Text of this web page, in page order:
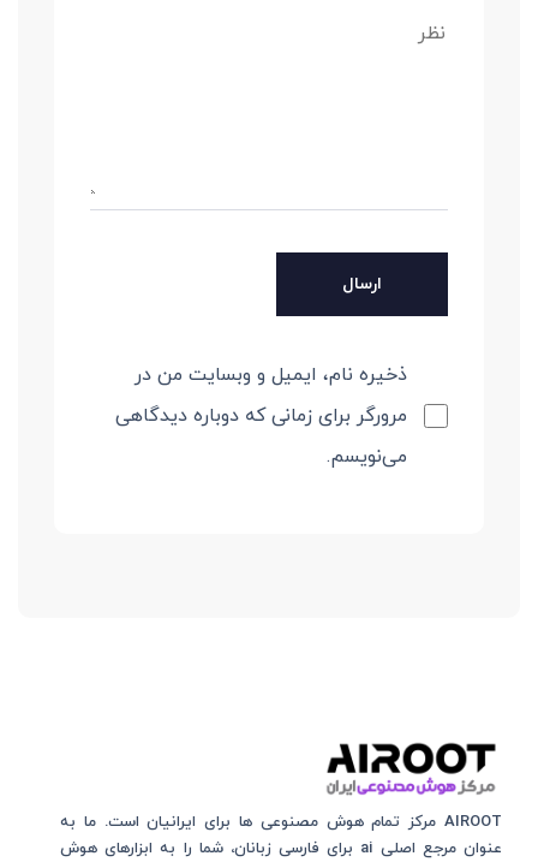
ذخیره نام، ایمیل و وبسایت من در
مرورگر برای زمانی که دوباره دیدگاهی
می‌نویسم.
AIROOT مرکز تمام هوش مصنوعی‌‌‌ ها برای ایرانیان است. ما به
عنوان مرجع اصلی ai برای فارسی زبانان، شما را به ابزارهای هوش